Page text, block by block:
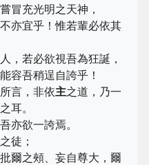
冒充光明之天神，
亦宜乎！惟若輩必依其
，若必欲視吾為狂誕，
容吾稍逞自誇乎！
言，非依主之道，乃一
耳。
亦欲一誇焉。
徒；
爾之頰、妄自尊大，爾